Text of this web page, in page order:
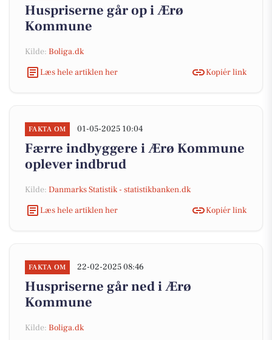
Huspriserne går op i Ærø
Kommune
Kilde: Boliga.dk
Læs hele artiklen her
Kopiér link
FAKTA OM 01-05-2025 10:04
Færre indbyggere i Ærø Kommune
oplever indbrud
Kilde: Danmarks Statistik - statistikbanken.dk
Læs hele artiklen her
Kopiér link
FAKTA OM 22-02-2025 08:46
Huspriserne går ned i Ærø
Kommune
Kilde: Boliga.dk